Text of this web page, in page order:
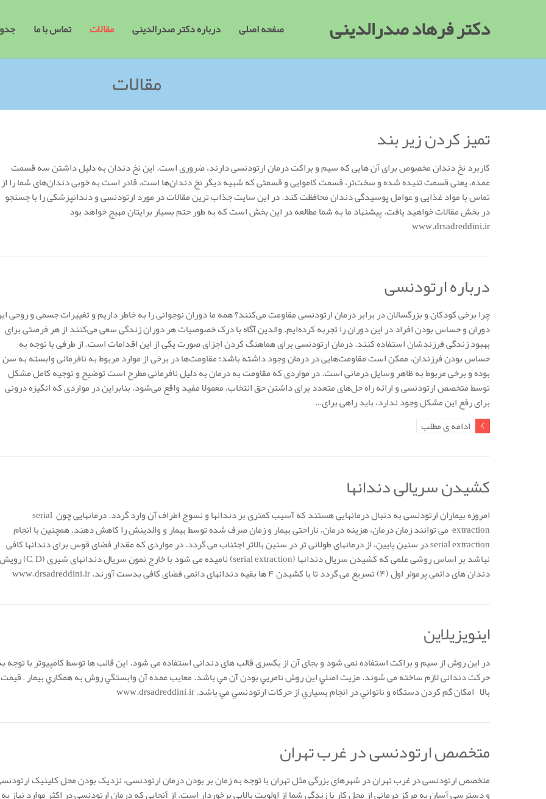
دکتر فرهاد صدرالدینی صفحه اصلی درباره دکتر صدرالدینی مقالات تماس با ما
مقالات
تمیز کردن زیر بند
کاربرد نخ دندان مخصوص برای آن هایی که سیم و براکت درمان ارتودنسی دارند، ضروری است. این نخ دندان‌ به دلیل داشتن سه قسمت
عمده، یعنی قسمت تنیده شده و سخت‌تر، قسمت کاموایی و قسمتی که شبیه دیگر نخ دندان‌ها است، قادر است به خوبی دندان‌های شما را از
تماس با مواد غذایی و عوامل پوسیدگی دندان محافظت کند. در این سایت جذاب ترین مقالات در مورد ارتودنسی و دندانپزشکی را با جستجو
در بخش مقالات خواهید یافت. پیشنهاد ما به شما مطالعه در این بخش است که به طور حتم بسیار برایتان مهیج خواهد بود
www.drsadreddini.ir
درباره ارتودنسی
چرا برخی کودکان و بزرگسالان در برابر درمان ارتودنسی مقاومت می‌کنند؟ همه ما دوران نوجوانی را به خاطر داریم و تغییرات جسمی و روحی
دوران و حساس بودن افراد در این دوران را تجربه کرده‌ایم. والدین آگاه با درک خصوصیات هر دوران زندگی سعی می‌کنند از هر فرصتی برای
بهبود زندگی فرزندشان استفاده کنند. درمان ارتودنسی برای هماهنگ کردن اجزای صورت یکی از این اقدامات است. از طرفی با توجه به
حساس بودن فرزندان، ممکن است مقاومت‌هایی در درمان وجود داشته باشد؛ مقاومت‌ها در برخی از موارد مربوط به نافرمانی وابسته به سن
بوده و برخی مربوط به ظاهر وسایل درمانی است. در مواردی که مقاومت به درمان به دلیل نافرمانی مطرح است توضیح و توجیه کامل مشکل
توسط متخصص ارتودنسی و ارائه راه حل‌های متعدد برای داشتن حق انتخاب، معمولا مفید واقع می‌شود. بنابراین در مواردی که انگیزه درونی
برای رفع این مشکل وجود ندارد، باید راهی برای…
ادامه ی مطلب
کشیدن سریالی دندانها
امروزه بیماران ارتودنسی به دنبال درمانهایی هستند که آسیب کمتری بر دندانها و نسوج اطراف آن وارد گردد. درمانهایی چون serial
extraction می توانند زمان درمان، هزینه درمان، ناراحتی بیمار و زمان صرف شده توسط بیمار و والدینش را کاهش دهند. همچنین با انجام
serial extraction در سنین پایین، از درمانهای طولانی تر در سنین بالاتر اجتناب می گردد. در مواردی که مقدار فضای قوس برای دندانها کافی
نباشد بر اساس روشی علمی که کشیدن سریال دندانها (serial extraction) نامیده می شود با خارج نمون سریال دندانهای شیری (C, D) رویش
دندان های دائمی پرمولر اول (۴) تسریع می گردد تا با کشیدن ۴ ها بقیه دندانهای دائمی فضای کافی بدست آورند. www.drsadreddini.ir
اینویزیلاین
در این روش از سیم و براکت استفاده نمی شود و بجای آن از یکسری قالب های دندانی استفاده می شود. این قالب ها توسط کامپیوتر با توجه
حرکت دندانی لازم ساخته می شوند. مزيت اصلي اين روش نامريي بودن آن مي باشد. معايب عمده آن وابستگي روش به همكاري بيمار – قيمت
بالا – امكان گم كردن دستگاه و ناتواني در انجام بسياري از حركات ارتودنسي مي باشد. www.drsadreddini.ir
متخصص ارتودنسی در غرب تهران
متخصص ارتودنسی در غرب تهران در شهرهای بزرگی مثل تهران با توجه به زمان بر بودن درمان ارتودنسی، نزدیک بودن محل کلینیک
و دسترسی آسان به مرکز درمانی از محل کار یا زندگی شما از اولویت بالایی برخوردار است. از آنجایی که درمان ارتودنسی در اکثر موارد نیاز به